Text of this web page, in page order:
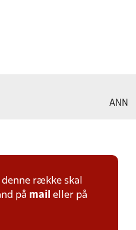
ANN
række skal
på mail eller på